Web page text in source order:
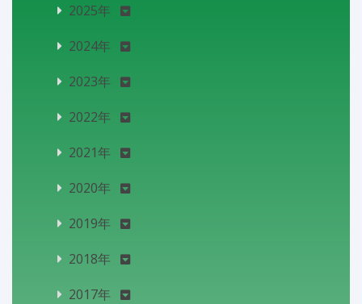
2025年
2024年
2023年
2022年
2021年
2020年
2019年
2018年
2017年